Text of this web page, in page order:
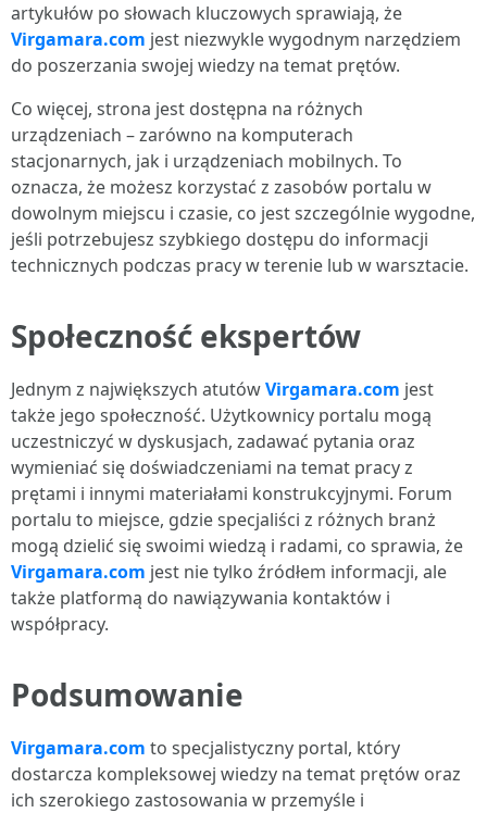
artykułów po słowach kluczowych sprawiają, że
Virgamara.com jest niezwykle wygodnym narzędziem
do poszerzania swojej wiedzy na temat prętów.
Co więcej, strona jest dostępna na różnych
urządzeniach – zarówno na komputerach
stacjonarnych, jak i urządzeniach mobilnych. To
oznacza, że możesz korzystać z zasobów portalu w
dowolnym miejscu i czasie, co jest szczególnie wygodne,
jeśli potrzebujesz szybkiego dostępu do informacji
technicznych podczas pracy w terenie lub w warsztacie.
Społeczność ekspertów
Jednym z największych atutówVirgamara.com jest
także jego społeczność. Użytkownicy portalu mogą
uczestniczyć w dyskusjach, zadawać pytania oraz
wymieniać się doświadczeniami na temat pracy z
prętami i innymi materiałami konstrukcyjnymi. Forum
portalu to miejsce, gdzie specjaliści z różnych branż
mogą dzielić się swoimi wiedzą i radami, co sprawia, że
Virgamara.com jest nie tylko źródłem informacji, ale
także platformą do nawiązywania kontaktów i
współpracy.
Podsumowanie
Virgamara.com to specjalistyczny portal, który
dostarcza kompleksowej wiedzy na temat prętów oraz
ich szerokiego zastosowania w przemyśle i